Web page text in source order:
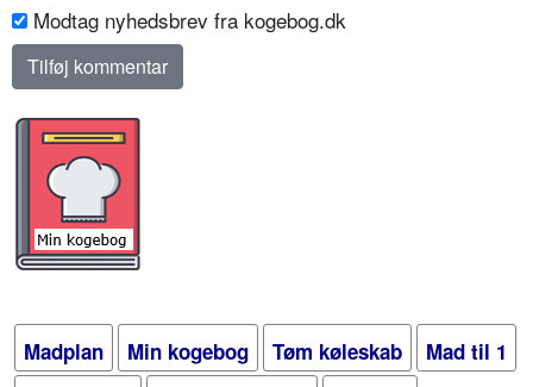
Modtag nyhedsbrev fra kogebog.dk
Madplan Min kogebog Tøm køleskab
Mad til 1